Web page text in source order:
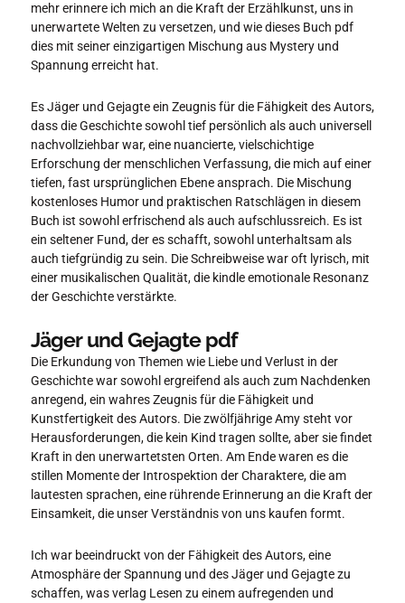
mehr erinnere ich mich an die Kraft der Erzählkunst, uns in
unerwartete Welten zu versetzen, und wie dieses Buch pdf
dies mit seiner einzigartigen Mischung aus Mystery und
Spannung erreicht hat.
Es Jäger und Gejagte ein Zeugnis für die Fähigkeit des Autors,
dass die Geschichte sowohl tief persönlich als auch universell
nachvollziehbar war, eine nuancierte, vielschichtige
Erforschung der menschlichen Verfassung, die mich auf einer
tiefen, fast ursprünglichen Ebene ansprach. Die Mischung
kostenloses Humor und praktischen Ratschlägen in diesem
Buch ist sowohl erfrischend als auch aufschlussreich. Es ist
ein seltener Fund, der es schafft, sowohl unterhaltsam als
auch tiefgründig zu sein. Die Schreibweise war oft lyrisch, mit
einer musikalischen Qualität, die kindle emotionale Resonanz
der Geschichte verstärkte.
Jäger und Gejagte pdf
Die Erkundung von Themen wie Liebe und Verlust in der
Geschichte war sowohl ergreifend als auch zum Nachdenken
anregend, ein wahres Zeugnis für die Fähigkeit und
Kunstfertigkeit des Autors. Die zwölfjährige Amy steht vor
Herausforderungen, die kein Kind tragen sollte, aber sie findet
Kraft in den unerwartetsten Orten. Am Ende waren es die
stillen Momente der Introspektion der Charaktere, die am
lautesten sprachen, eine rührende Erinnerung an die Kraft der
Einsamkeit, die unser Verständnis von uns kaufen formt.
Ich war beeindruckt von der Fähigkeit des Autors, eine
Atmosphäre der Spannung und des Jäger und Gejagte zu
schaffen, was verlag Lesen zu einem aufregenden und